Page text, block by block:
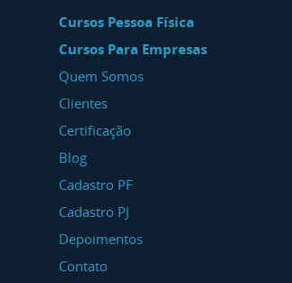
Cursos Pessoa Física
Cursos Para Empresas
Quem Somos
Clientes
Certificação
Blog
Cadastro PF
Cadastro PJ
Depoimentos
Contato